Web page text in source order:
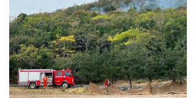
服务与支持
关于我们